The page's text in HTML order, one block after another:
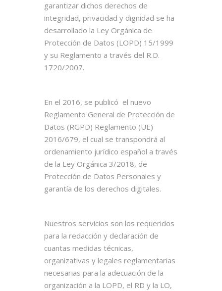
garantizar dichos derechos de
integridad, privacidad y dignidad se ha
desarrollado la Ley Orgánica de
Protección de Datos (LOPD) 15/1999
y su Reglamento a través del R.D.
1720/2007.
En el 2016, se publicó el nuevo
Reglamento General de Protección de
Datos (RGPD) Reglamento (UE)
2016/679, el cual se transpondrá al
ordenamiento jurídico español a través
de la Ley Orgánica 3/2018, de
Protección de Datos Personales y
garantía de los derechos digitales.
Nuestros servicios son los requeridos
para la redacción y declaración de
cuantas medidas técnicas,
organizativas y legales reglamentarias
necesarias para la adecuación de la
organización a la LOPD, el RD y la LO,